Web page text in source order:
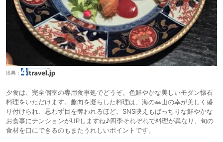
出典：
夕食は、完全個室の専用食事処でどうぞ。色鮮やかな美しいモダン懐石
料理をいただけます。趣向を凝らした料理は、海の幸山の幸が美しく盛
り付けられ、思わず目を奪われるほど。SNS映えもばっちりな鮮やかな
お食事にテンションがUPしますね♪四季それぞれで料理が異なり、旬の
食材を口にできるのもまたうれしいポイントです。